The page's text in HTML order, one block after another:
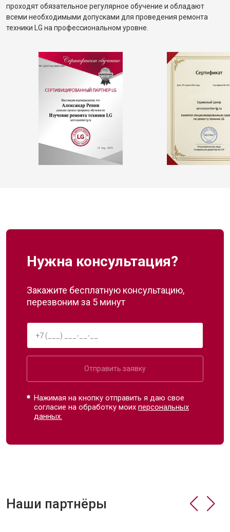
проходят обязательное регулярное обучение и обладают
всеми необходимыми допусками для проведения ремонта
техники LG на профессиональном уровне.
Нужна консультация?
Закажите бесплатную консультацию,
перезвоним за 5 минут
Отправить заявку
Нажимая на кнопку отправить я даю свое
согласие на обработку моихперсональных
данных.
Наши партнёры